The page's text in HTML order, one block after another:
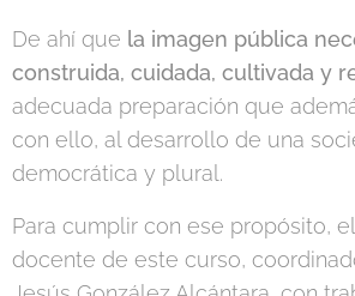
De ahí que la imagen pública
construida, cuidada, cultivada y
adecuada preparación que
con ello, al desarrollo de una
democrática y plural.
Para cumplir con ese propósito,
docente de este curso,